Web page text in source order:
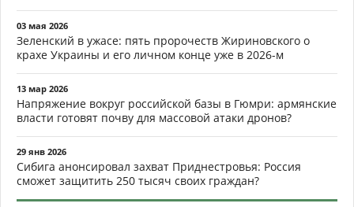
03 мая 2026
Зеленский в ужасе: пять пророчеств Жириновского о
крахе Украины и его личном конце уже в 2026-м
13 мар 2026
Напряжение вокруг российской базы в Гюмри: армянские
власти готовят почву для массовой атаки дронов?
29 янв 2026
Сибига анонсировал захват Приднестровья: Россия
сможет защитить 250 тысяч своих граждан?